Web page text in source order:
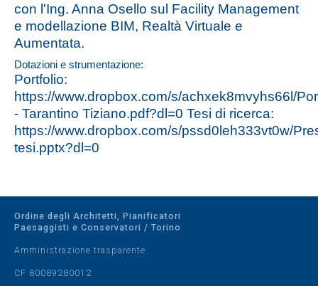
con l'Ing. Anna Osello sul Facility Management
e modellazione BIM, Realtà Virtuale e
Aumentata.
Dotazioni e strumentazione:
Portfolio:
https://www.dropbox.com/s/achxek8mvyhs66l/
- Tarantino Tiziano.pdf?dl=0 Tesi di ricerca:
https://www.dropbox.com/s/pssd0leh333vt0w/
tesi.pptx?dl=0
Ordine degli Architetti, Pianificatori
Paesaggisti e Conservatori / Torino
Amministrazione trasparente
CF 80089280012